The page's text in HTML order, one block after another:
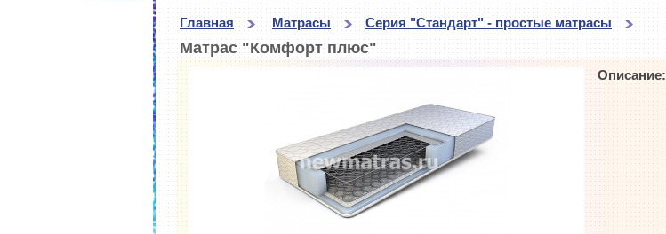
Главная Матрасы Серия "Стандарт" - простые матрасы
Матрас "Комфорт плюс"
Описание: